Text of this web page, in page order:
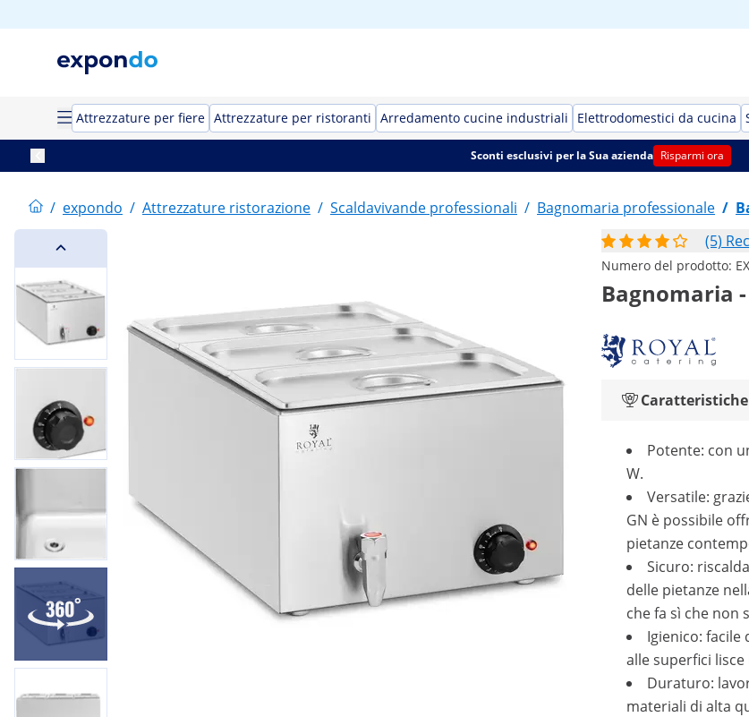
Attrezzature per fiere Attrezzature per ristoranti Arredamento cucine industriali Elettrodomestici da cucina
Sconti esclusivi per la Sua azienda Risparmi ora
/ expondo / Attrezzature ristorazione / Scaldavivande professionali / Bagnomaria professionale /
(5)
Numero del prodotto:
Bagnomaria
Potente: con
W.
Versatile:
GN è possibile
pietanze
Sicuro:
delle pietanze
che fa sì che non
Igienico: facile
alle superfici
Duraturo:
materiali di alta